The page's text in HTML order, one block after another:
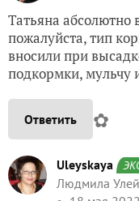
Татьяна абсолютно
пожалуйста, тип
вносили при
подкормки, мульчу
Ответить ✿
Uleyskaya
Людмила